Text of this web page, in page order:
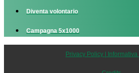
Diventa volontario
Campagna 5x1000
Privacy Policy | Informativa